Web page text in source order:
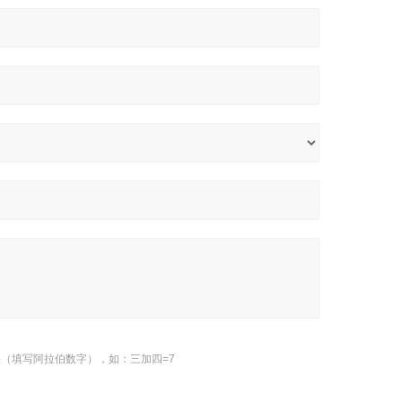
填写阿拉伯数字），如：三加四=7